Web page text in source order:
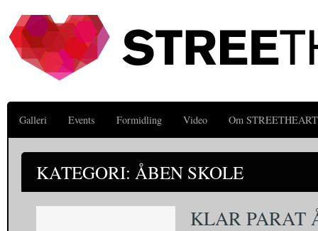
Galleri Events Formidling Video Om STREETHEART
KATEGORI: ÅBEN SKOLE
KLAR PARAT